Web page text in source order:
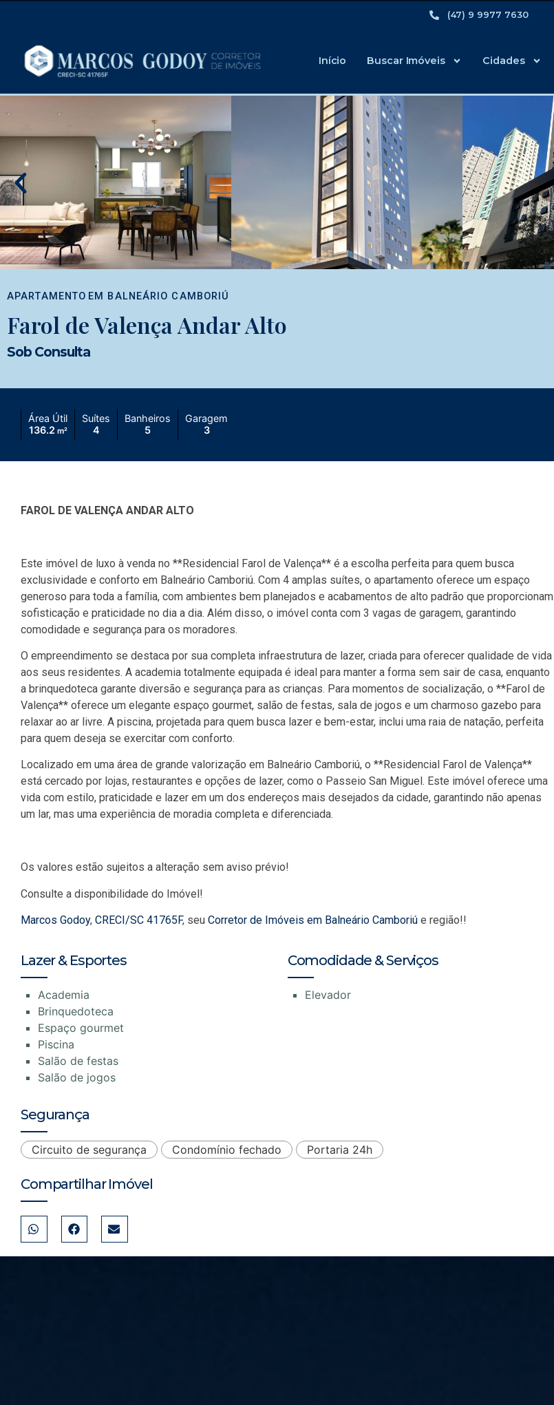
(47) 9 9977 7630
Início Buscar Imóveis Cidades
APARTAMENTO EM BALNEÁRIO CAMBORIÚ
Farol de Valença Andar Alto
Sob Consulta
Área Útil
136.2 m²
Suítes
4
Banheiros
5
Garagem
3
FAROL DE VALENÇA ANDAR ALTO
Este imóvel de luxo à venda no **Residencial Farol de Valença** é a escolha perfeita para quem busca
exclusividade e conforto em Balneário Camboriú. Com 4 amplas suítes, o apartamento oferece um espaço
generoso para toda a família, com ambientes bem planejados e acabamentos de alto padrão que proporcionam
sofisticação e praticidade no dia a dia. Além disso, o imóvel conta com 3 vagas de garagem, garantindo
comodidade e segurança para os moradores.
O empreendimento se destaca por sua completa infraestrutura de lazer, criada para oferecer qualidade de vida
aos seus residentes. A academia totalmente equipada é ideal para manter a forma sem sair de casa, enquanto
a brinquedoteca garante diversão e segurança para as crianças. Para momentos de socialização, o **Farol de
Valença** oferece um elegante espaço gourmet, salão de festas, sala de jogos e um charmoso gazebo para
relaxar ao ar livre. A piscina, projetada para quem busca lazer e bem-estar, inclui uma raia de natação, perfeita
para quem deseja se exercitar com conforto.
Localizado em uma área de grande valorização em Balneário Camboriú, o **Residencial Farol de Valença**
está cercado por lojas, restaurantes e opções de lazer, como o Passeio San Miguel. Este imóvel oferece uma
vida com estilo, praticidade e lazer em um dos endereços mais desejados da cidade, garantindo não apenas
um lar, mas uma experiência de moradia completa e diferenciada.
Os valores estão sujeitos a alteração sem aviso prévio!
Consulte a disponibilidade do Imóvel!
Marcos Godoy, CRECI/SC 41765F, seu Corretor de Imóveis em Balneário Camboriú e região!!
Lazer & Esportes
Academia
Brinquedoteca
Espaço gourmet
Piscina
Salão de festas
Salão de jogos
Comodidade & Serviços
Elevador
Segurança
Circuito de segurança Condomínio fechado Portaria 24h
Compartilhar Imóvel